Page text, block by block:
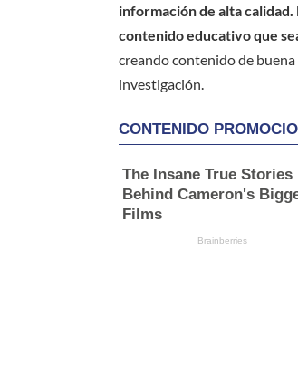
información de alta
contenido educativo que
creando contenido de
investigación.